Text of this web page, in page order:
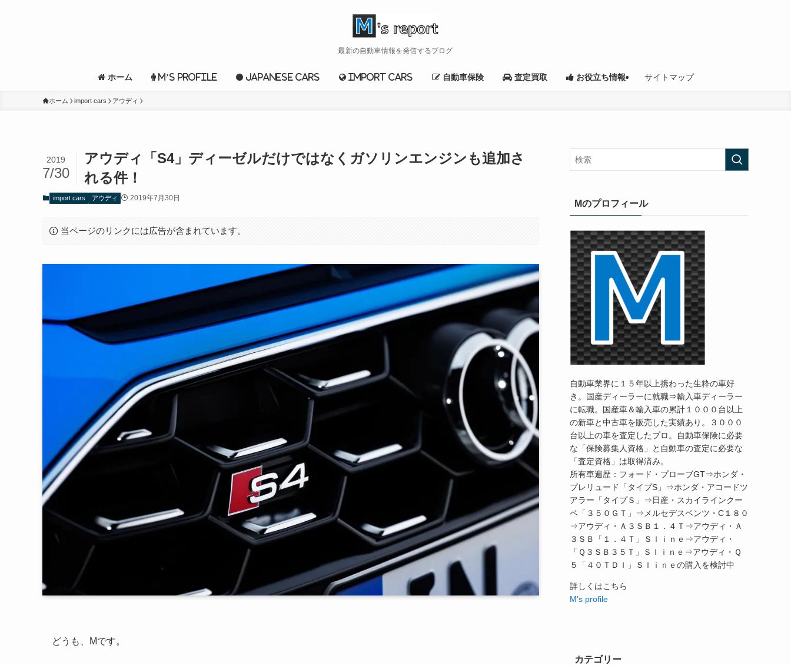
最新の自動車情報を発信するブログ
ホーム M’s profile Japanese cars import cars 自動車保険 査定買取 お役立ち情報 サイトマップ
ホーム import cars アウディ
アウディ「S4」ディーゼルだけではなくガソリンエンジンも追加さ
れる件！
2019
7/30
import cars アウディ 2019年7月30日
当ページのリンクには広告が含まれています。
どうも、Mです。
Mのプロフィール
自動車業界に１５年以上携わった生粋の車好
き。国産ディーラーに就職⇒輸入車ディーラー
に転職。国産車＆輸入車の累計１０００台以上
の新車と中古車を販売した実績あり。３０００
台以上の車を査定したプロ。自動車保険に必要
な「保険募集人資格」と自動車の査定に必要な
「査定資格」は取得済み。
所有車遍歴：フォード・プローブGT⇒ホンダ・
プレリュード「タイプS」⇒ホンダ・アコードツ
アラー「タイプＳ」⇒日産・スカイラインクー
ペ「３５０ＧＴ」⇒メルセデスベンツ・C１８０
⇒アウディ・Ａ３ＳＢ１．４Ｔ⇒アウディ・Ａ
３ＳＢ「１．４Ｔ」Ｓｌｉｎｅ⇒アウディ・
「Ｑ３ＳＢ３５Ｔ」Ｓｌｉｎｅ⇒アウディ・Ｑ
５「４０ＴＤＩ」Ｓｌｉｎｅの購入を検討中
詳しくはこちら
M’s profile
カテゴリー